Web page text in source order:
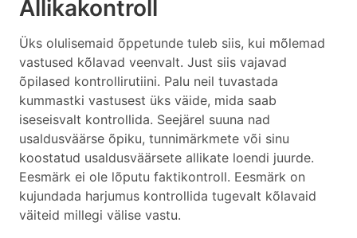
Allikakontroll
Üks olulisemaid õppetunde tuleb siis, kui mõlemad
vastused kõlavad veenvalt. Just siis vajavad
õpilased kontrollirutiini. Palu neil tuvastada
kummastki vastusest üks väide, mida saab
iseseisvalt kontrollida. Seejärel suuna nad
usaldusväärse õpiku, tunnimärkmete või sinu
koostatud usaldusväärsete allikate loendi juurde.
Eesmärk ei ole lõputu faktikontroll. Eesmärk on
kujundada harjumus kontrollida tugevalt kõlavaid
väiteid millegi välise vastu.